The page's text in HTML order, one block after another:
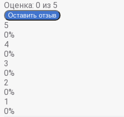
Оценка: 0 из 5
Оставить отзыв
5
0%
4
0%
3
0%
2
0%
1
0%